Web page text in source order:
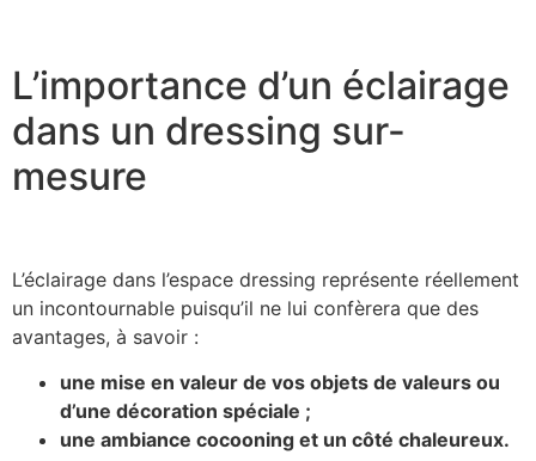
L’importance d’un éclairage
dans un dressing sur-
mesure
L’éclairage dans l’espace dressing représente réellement
un incontournable puisqu’il ne lui confèrera que des
avantages, à savoir :
une mise en valeur de vos objets de valeurs ou
d’une décoration spéciale ;
une ambiance cocooning et un côté chaleureux.